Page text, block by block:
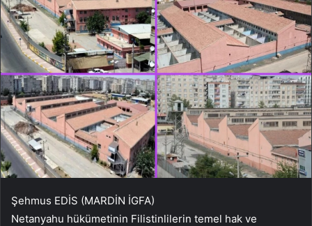
Şehmus EDİS (MARDİN İGFA)
Netanyahu hükümetinin Filistinlilerin temel hak ve